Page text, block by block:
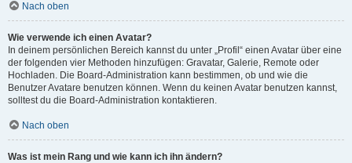
Nach oben
Wie verwende ich einen Avatar?
In deinem persönlichen Bereich kannst du unter „Profil“ einen Avatar über eine
der folgenden vier Methoden hinzufügen: Gravatar, Galerie, Remote oder
Hochladen. Die Board-Administration kann bestimmen, ob und wie die
Benutzer Avatare benutzen können. Wenn du keinen Avatar benutzen kannst,
solltest du die Board-Administration kontaktieren.
Nach oben
Was ist mein Rang und wie kann ich ihn ändern?